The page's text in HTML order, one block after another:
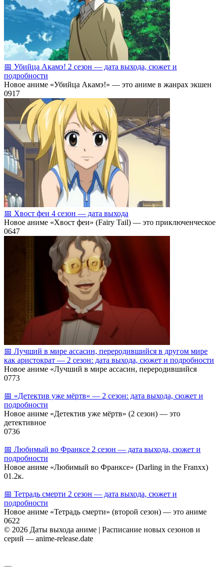
📅 Убийца Акамэ! 2 сезон — дата выхода, сюжет и
подробности
Новое аниме «Убийца Акамэ!» — это аниме в жанрах экшен
0917
📅 Хвост феи 4 сезон — дата выхода
Новое аниме «Хвост феи» (Fairy Tail) — это приключенческое
0647
📅 Лучший в мире ассасин, переродившийся в другом мире
как аристократ — 2 сезон: дата выхода, сюжет и подробности
Новое аниме «Лучший в мире ассасин, переродившийся
0773
📅 «Детектив уже мёртв» — 2 сезон: дата выхода, сюжет и
подробности
Новое аниме «Детектив уже мёртв» (2 сезон) — это
детективное
0736
📅 Любимый во Франксе 2 сезон — дата выхода, сюжет и
подробности
Новое аниме «Любимый во Франксе» (Darling in the Franxx)
01.2к.
📅 Тетрадь смерти 2 сезон — дата выхода, сюжет и
подробности
Новое аниме «Тетрадь смерти» (второй сезон) — это аниме
0622
© 2026 Даты выхода аниме | Расписание новых сезонов и
серий — anime-release.date